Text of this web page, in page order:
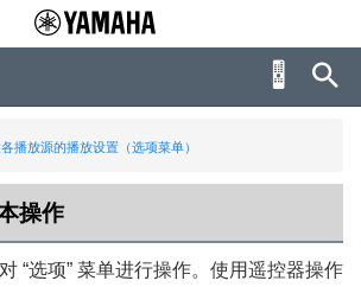
播放源的播放设置（选项菜单）
操作
“选项” 菜单进行操作。使用遥控器操作